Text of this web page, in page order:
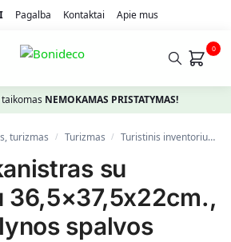
Pagalba Kontaktai Apie mus
0
NEMOKAMAS PRISTATYMAS!
turizmas / Turizmas / Turistinis inventorius
su
36,5×37,5x22cm.,
spalvos